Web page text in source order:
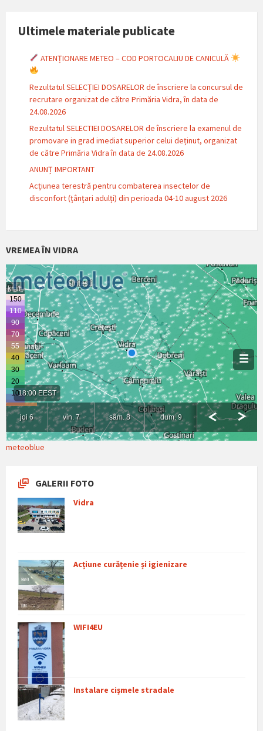
Ultimele materiale publicate
ATENȚIONARE METEO – COD PORTOCALIU DE CANICULĂ
Rezultatul SELECȚIEI DOSARELOR de înscriere la concursul de
recrutare organizat de către Primăria Vidra, în data de
24.08.2026
Rezultatul SELECTIEI DOSARELOR de înscriere la examenul de
promovare in grad imediat superior celui deținut, organizat
de către Primăria Vidra în data de 24.08.2026
ANUNȚ IMPORTANT
Acțiunea terestră pentru combaterea insectelor de
disconfort (țânțari adulți) din perioada 04-10 august 2026
VREMEA ÎN VIDRA
meteoblue
GALERII FOTO
Vidra
Acțiune curățenie și igienizare
WIFI4EU
Instalare cișmele stradale